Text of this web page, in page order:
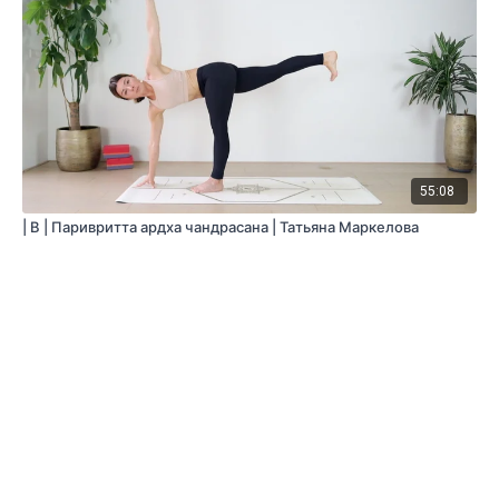
55:08
| B | Паривритта ардха чандрасана | Татьяна Маркелова